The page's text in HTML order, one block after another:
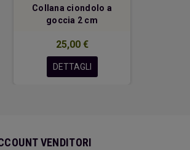
Collana ciondolo a
goccia 2 cm
25,00 €
DETTAGLI
VENDITORI